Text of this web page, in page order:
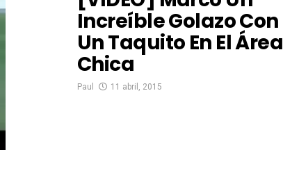
Increíble Golazo Con
Un Taquito En El Área
Chica
Paul 11 abril, 2015